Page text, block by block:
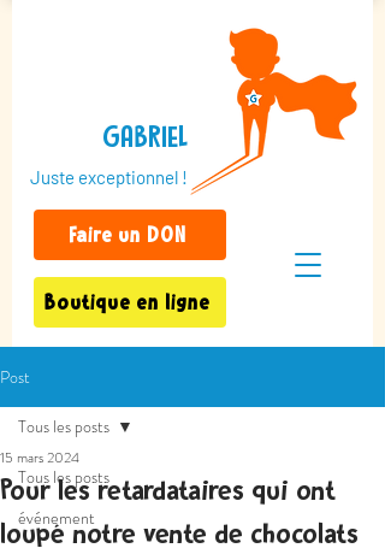
GABRIEL
Juste exceptionnel !
Faire un DON
Boutique en ligne
Post
Tous les posts
événement
Tous les posts
Pour les retardataires qui ont
loupé notre vente de chocolats
15 mars 2024